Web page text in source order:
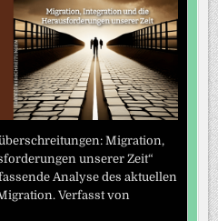
Migration,
unserer Zeit“
Analyse des aktuellen
Verfasst von